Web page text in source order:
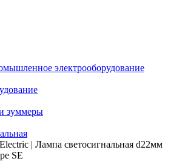
электрооборудование
зуммеры
| Лампа светосигнальная d22мм
SE